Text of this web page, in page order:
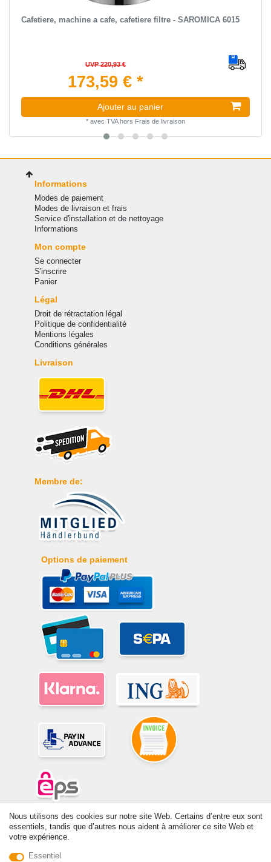
Сafetiere, machine a cafe, cafetiere filtre - SAROMICA 6015
UVP 220,93 €
173,59 € *
Ajouter au panier
* avec TVAhors Frais de livraison
Informations
Modes de paiement
Modes de livraison et frais
Service d'installation et de nettoyage
Informations
Mon compte
Se connecter
S'inscrire
Panier
Légal
Droit de rétractation légal
Politique de confidentialité
Mentions légales
Conditions générales
Livraison
Membre de:
Options de paiement
© Copyright 2026 | Tous droits réservés. -Tous droits réservés – Les
prix indiqués par le Vendeur au moment de la commande sont libellés
en Euros TTC. Les conditions s’appliquent aux livraisons en France !
Nous utilisons des cookies sur notre site Web. Certains d’entre eux sont
essentiels, tandis que d’autres nous aident à améliorer ce site Web et
votre expérience.
Essentiel